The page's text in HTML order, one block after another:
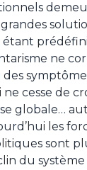
prédéfini
ne
des
cesse de
globale…
les
sont
du